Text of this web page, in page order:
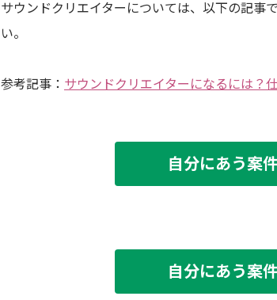
サウンドクリエイターについては、以下の記事
い。
参考記事： サウンドクリエイターになるには？
自分にあう案
自分にあう案